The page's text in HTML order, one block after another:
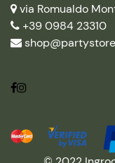
via Romualdo
+39 0984 23310